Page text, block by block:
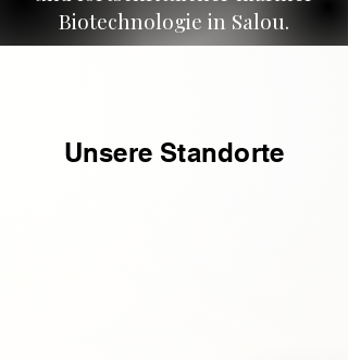
Biotechnologie in Salou.
Unsere Standorte